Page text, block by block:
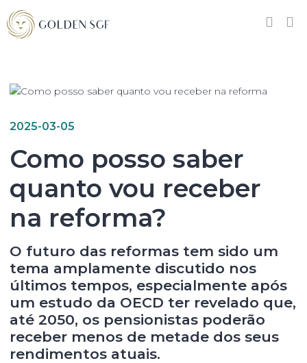
2025-03-05
Como posso saber
quanto vou receber
na reforma?
O futuro das reformas tem sido um
tema amplamente discutido nos
últimos tempos, especialmente após
um estudo da OECD ter revelado que,
até 2050, os pensionistas poderão
receber menos de metade dos seus
rendimentos atuais.